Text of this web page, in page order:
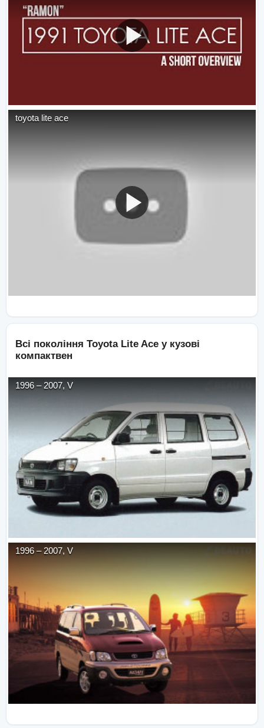
toyota lite ace
Всі покоління Toyota Lite Ace у кузові
компактвен
1996 – 2007, V
1996 – 2007, V